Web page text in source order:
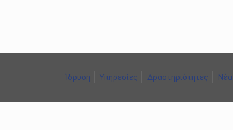
Ίδρυση Υπηρεσίες Δραστηριότητες Νέα